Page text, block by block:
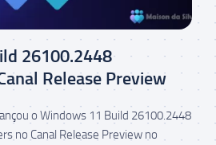
26100.2448
Release Preview
o Windows 11 Build 26100.2448
no Canal Release Preview no